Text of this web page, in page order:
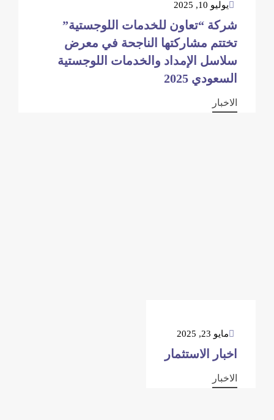
يوليو 10, 2025
شركة “تعاون للخدمات اللوجستية”
تختتم مشاركتها الناجحة في معرض
سلاسل الإمداد والخدمات اللوجستية
السعودي 2025
الاخبار
مايو 23, 2025
اخبار الاستثمار
الاخبار